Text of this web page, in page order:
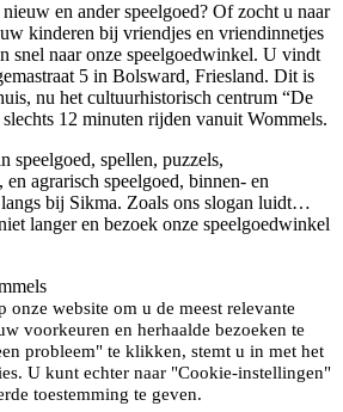
en ander speelgoed? Of zocht u naar
kinderen bij vriendjes en vriendinnetjes
snel naar onze speelgoedwinkel. U vindt
5 in Bolsward, Friesland. Dit is
nu het cultuurhistorisch centrum “De
12 minuten rijden vanuit Wommels.
speelgoed, spellen, puzzels,
agrarisch speelgoed, binnen- en
bij Sikma. Zoals ons slogan luidt…
langer en bezoek onze speelgoedwinkel
onze website om u de meest relevante
voorkeuren en herhaalde bezoeken te
probleem" te klikken, stemt u in met het
U kunt echter naar "Cookie-instellingen"
toestemming te geven.